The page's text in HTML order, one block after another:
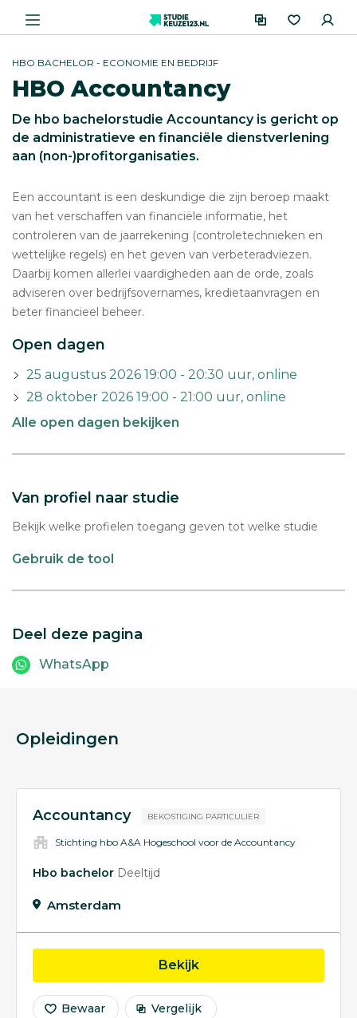
HBO BACHELOR - ECONOMIE EN BEDRIJF
HBO Accountancy
De hbo bachelorstudie Accountancy is gericht op
de administratieve en financiële dienstverlening
aan (non-)profitorganisaties.
Een accountant is een deskundige die zijn beroep maakt
van het verschaffen van financiële informatie, het
controleren van de jaarrekening (controletechnieken en
wettelijke regels) en het geven van verbeteradviezen.
Daarbij komen allerlei vaardigheden aan de orde, zoals
adviseren over bedrijfsovernames, kredietaanvragen en
beter financieel beheer.
Open dagen
25 augustus 2026 19:00 - 20:30 uur, online
28 oktober 2026 19:00 - 21:00 uur, online
Alle open dagen bekijken
Van profiel naar studie
Bekijk welke profielen toegang geven tot welke studie
Gebruik de tool
Deel deze pagina
WhatsApp
Opleidingen
Accountancy BEKOSTIGING PARTICULIER
Stichting hbo A&A Hogeschool voor de Accountancy
Hbo bachelor Deeltijd
Amsterdam
Bekijkopleiding Accountancy
Bewaar Vergelijk